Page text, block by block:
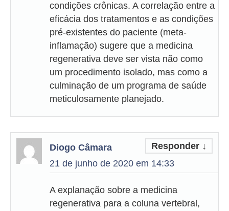
condições crônicas. A correlação entre a
eficácia dos tratamentos e as condições
pré-existentes do paciente (meta-
inflamação) sugere que a medicina
regenerativa deve ser vista não como
um procedimento isolado, mas como a
culminação de um programa de saúde
meticulosamente planejado.
Diogo Câmara
21 de junho de 2020 em 14:33
Responder ↓
A explanação sobre a medicina
regenerativa para a coluna vertebral,